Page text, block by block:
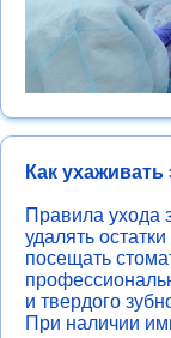
Как
Правила ухода
удалять
посещать
и твердого
При наличии